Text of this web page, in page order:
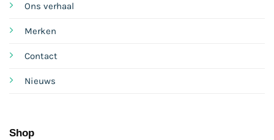
Ons verhaal
Merken
Contact
Nieuws
Shop